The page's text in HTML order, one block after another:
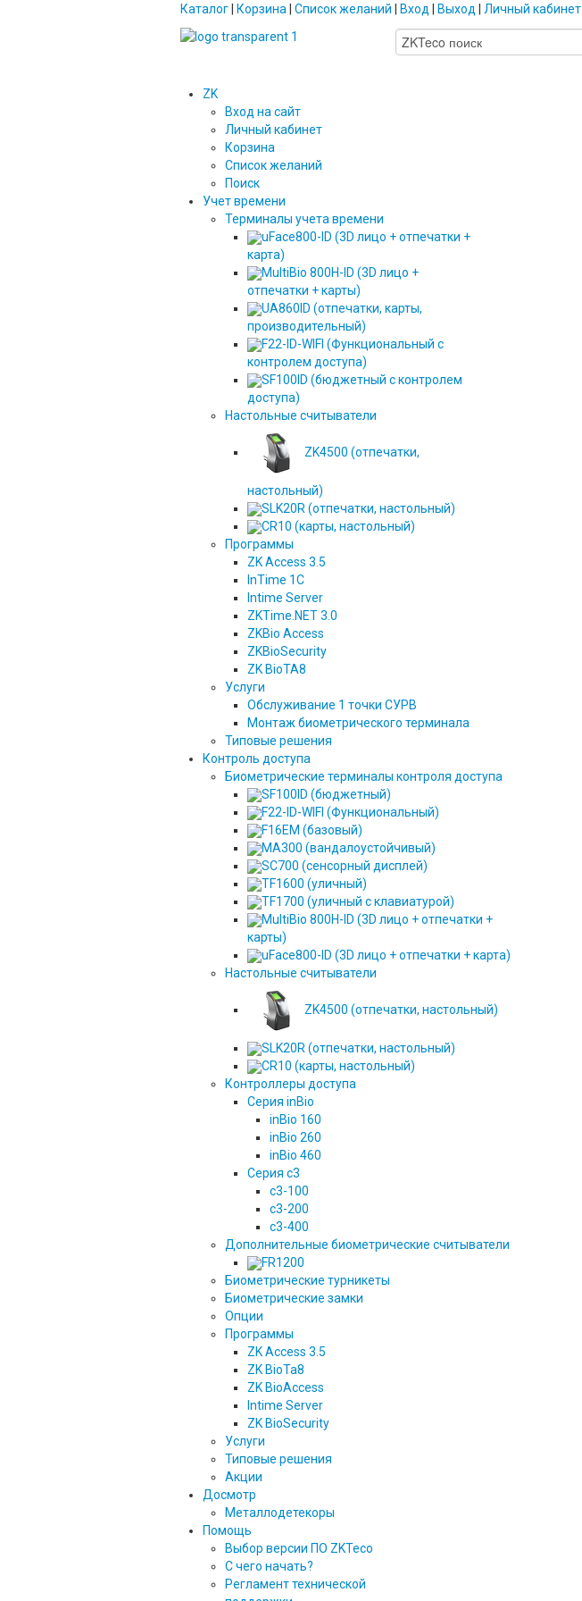
Каталог Корзина Список желаний Вход Выход Личный кабинет
ZK
Вход на сайт
Личный кабинет
Корзина
Список желаний
Поиск
Учет времени
Терминалы учета времени
uFace800-ID (3D лицо + отпечатки +
карта)
MultiBio 800H-ID (3D лицо +
отпечатки + карты)
UA860ID (отпечатки, карты,
производительный)
F22-ID-WIFI (Функциональный с
контролем доступа)
SF100ID (бюджетный с контролем
доступа)
Настольные считыватели
ZK4500 (отпечатки,
настольный)
SLK20R (отпечатки, настольный)
CR10 (карты, настольный)
Программы
ZK Access 3.5
InTime 1С
Intime Server
ZKTime.NET 3.0
ZKBio Access
ZKBioSecurity
ZK BioTA8
Услуги
Обслуживание 1 точки СУРВ
Монтаж биометрического терминала
Типовые решения
Контроль доступа
Биометрические терминалы контроля доступа
SF100ID (бюджетный)
F22-ID-WIFI (Функциональный)
F16EM (базовый)
MA300 (вандалоустойчивый)
SC700 (сенсорный дисплей)
TF1600 (уличный)
TF1700 (уличный с клавиатурой)
MultiBio 800H-ID (3D лицо + отпечатки +
карты)
uFace800-ID (3D лицо + отпечатки + карта)
Настольные считыватели
ZK4500 (отпечатки, настольный)
SLK20R (отпечатки, настольный)
CR10 (карты, настольный)
Контроллеры доступа
Серия inBio
inBio 160
inBio 260
inBio 460
Серия c3
c3-100
c3-200
c3-400
Дополнительные биометрические считыватели
FR1200
Биометрические турникеты
Биометрические замки
Опции
Программы
ZK Access 3.5
ZK BioTa8
ZK BioAccess
Intime Server
ZK BioSecurity
Услуги
Типовые решения
Акции
Досмотр
Металлодетекоры
Помощь
Выбор версии ПО ZKTeco
С чего начать?
Регламент технической